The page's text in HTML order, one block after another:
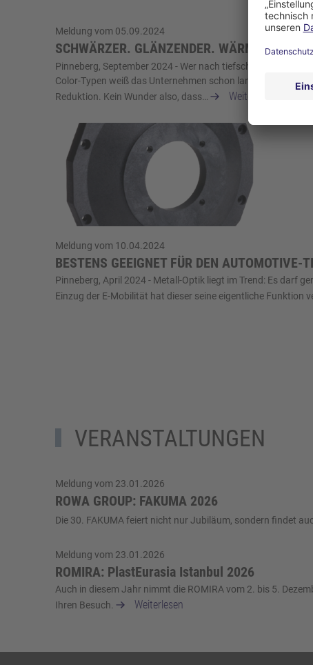
Meldung vom 05.09.2024
SCHWÄRZER. GLÄNZENDER.
Pinneberg, September 2024 - Wer nach tiefschwarzen
Color-Typen weiß das Unternehmen schon lange zu
Reduktion. Kein Wunder also, dass…
Weiterlesen
Meldung vom 10.04.2024
BESTENS GEEIGNET FÜR DEN AUTOMOTIVE-
Pinneberg, April 2024 - Metall-Optik liegt im Trend: Es darf
Einzug der E-Mobilität hat dieser seine eigentliche Funktion
VERANSTALTUNGEN
Meldung vom 23.01.2026
ROWA GROUP: FAKUMA 2026
Die 30. FAKUMA feiert nicht nur Jubiläum, sondern findet
Meldung vom 23.01.2026
ROMIRA: PlastEurasia Istanbul 2026
Auch in diesem Jahr nimmt die ROMIRA vom 2. bis 5.
Ihren Besuch.
Weiterlesen